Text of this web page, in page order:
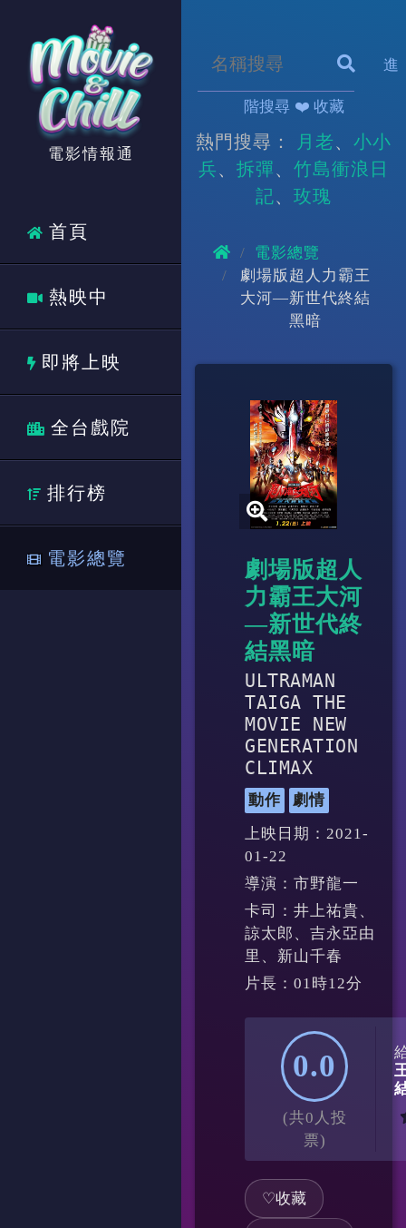
電影情報通
首頁
熱映中
即將上映
全台戲院
排行榜
電影總覽
進
階搜尋 ❤️ 收藏
熱門搜尋： 月老
小小
兵
拆彈
竹島衝浪日
記
玫瑰
電影總覽
劇場版超人力霸王
大河—新世代終結
黑暗
劇場版超人
力霸王大河
—新世代終
結黑暗
ULTRAMAN
TAIGA THE
MOVIE NEW
GENERATION
CLIMAX
動作
劇情
上映日期：2021-
01-22
導演：市野龍一
卡司：井上祐貴、
諒太郎、吉永亞由
里、新山千春
片長：01時12分
0.0
(共0人投
票)
♡收藏